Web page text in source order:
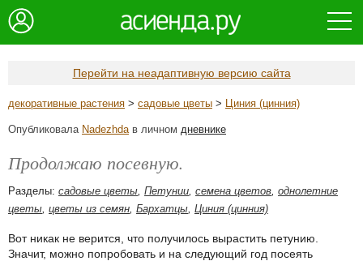
Перейти на неадаптивную версию сайта
декоративные растения > садовые цветы > Циния (цинния)
Опубликовала Nadezhdaв личном дневнике
Продолжаю посевную.
Разделы: садовые цветы, Петунии, семена цветов, однолетние
цветы, цветы из семян, Бархатцы, Циния (цинния)
Вот никак не верится, что получилось вырастить петунию.
Значит, можно попробовать и на следующий год посеять